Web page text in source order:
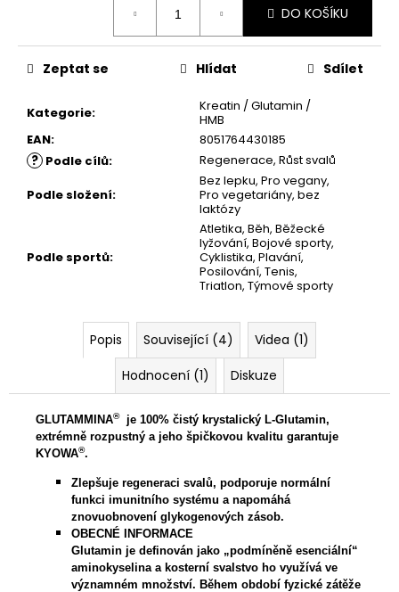
DO KOŠÍKU
Kategorie:
Kreatin / Glutamin /
HMB
EAN: 8051764430185
? Podle cílů: Regenerace, Růst svalů
Podle složení:
Bez lepku, Pro vegany,
Pro vegetariány, bez
laktózy
Podle sportů:
Atletika, Běh, Běžecké
lyžování, Bojové sporty,
Cyklistika, Plavání,
Posilování, Tenis,
Triatlon, Týmové sporty
Zeptat se Hlídat Sdílet
Popis Související (4)
Videa (1)
Hodnocení (1)
Diskuze
GLUTAMMINA®je 100% čistý krystalický L-Glutamin,
extrémně rozpustný a jeho špičkovou kvalitu garantuje
KYOWA®.
Zlepšuje regeneraci svalů, podporuje normální
funkci imunitního systému a napomáhá
znovuobnovení glykogenových zásob.
OBECNÉ INFORMACE
Glutamin je definován jako „podmíněně esenciální“
aminokyselina a kosterní svalstvo ho využívá ve
významném množství. Během období fyzické zátěže